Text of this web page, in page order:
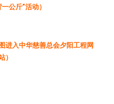
公斤”活动）
进入中华慈善总会夕阳工程网
）